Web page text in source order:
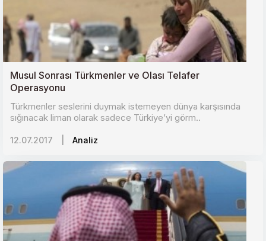
Musul Sonrası Türkmenler ve Olası Telafer
Operasyonu
Türkmenler seslerini duymak istemeyen dünya karşısında
sığınacak liman olarak sadece Türkiye’yi görm..
12.07.2017 Analiz